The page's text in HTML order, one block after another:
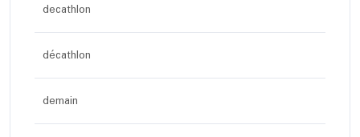
decathlon
décathlon
demain